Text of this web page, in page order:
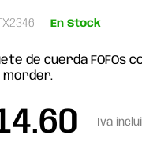
En Stock
de cuerda FOFOs
morder.
Iva